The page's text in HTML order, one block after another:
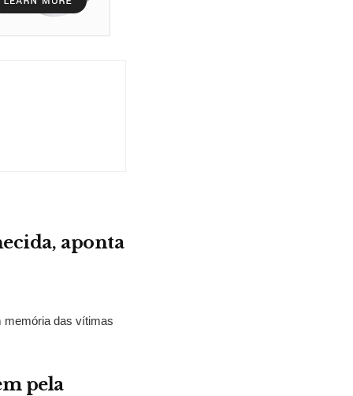
aponta
memória das vítimas
pela